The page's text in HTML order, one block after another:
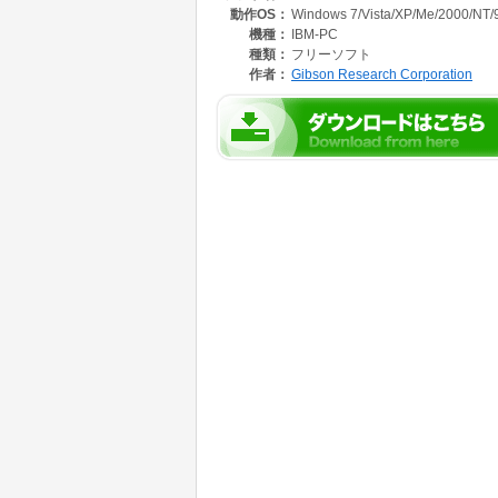
【主な機能】カッコ内はパラメータ名
●電源関係の操作
・スタンバイモード(standby)
・ログオフ(logoff)
・パソコンのロック(lock)
・ロック後画面をブラックアウト(blindlock)
・Windowsの終了(exit)
動作OS： Windows 7/Vista/XP/Me/2000/NT/
機種：
IBM-PC
種類： フリーソフト
作者： Gibson Research Corporation